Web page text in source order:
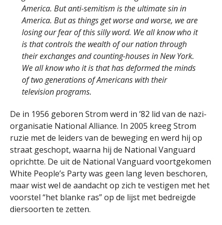
America. But anti-semitism is the ultimate sin in
America. But as things get worse and worse, we are
losing our fear of this silly word. We all know who it
is that controls the wealth of our nation through
their exchanges and counting-houses in New York.
We all know who it is that has deformed the minds
of two generations of Americans with their
television programs.
De in 1956 geboren Strom werd in ’82 lid van de nazi-
organisatie National Alliance. In 2005 kreeg Strom
ruzie met de leiders van de beweging en werd hij op
straat geschopt, waarna hij de National Vanguard
oprichtte. De uit de National Vanguard voortgekomen
White People’s Party was geen lang leven beschoren,
maar wist wel de aandacht op zich te vestigen met het
voorstel “het blanke ras” op de lijst met bedreigde
diersoorten te zetten.